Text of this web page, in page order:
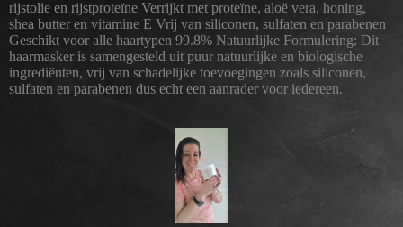
rijstolie en rijstproteïne Verrijkt met proteïne, aloë vera, honing,
shea butter en vitamine E Vrij van siliconen, sulfaten en parabenen
Geschikt voor alle haartypen 99.8% Natuurlijke Formulering: Dit
haarmasker is samengesteld uit puur natuurlijke en biologische
ingrediënten, vrij van schadelijke toevoegingen zoals siliconen,
sulfaten en parabenen dus echt een aanrader voor iedereen.